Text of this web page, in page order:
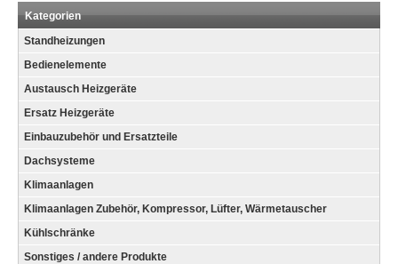
Kategorien
Standheizungen
Bedienelemente
Austausch Heizgeräte
Ersatz Heizgeräte
Einbauzubehör und Ersatzteile
Dachsysteme
Klimaanlagen
Klimaanlagen Zubehör, Kompressor, Lüfter, Wärmetauscher
Kühlschränke
Sonstiges / andere Produkte